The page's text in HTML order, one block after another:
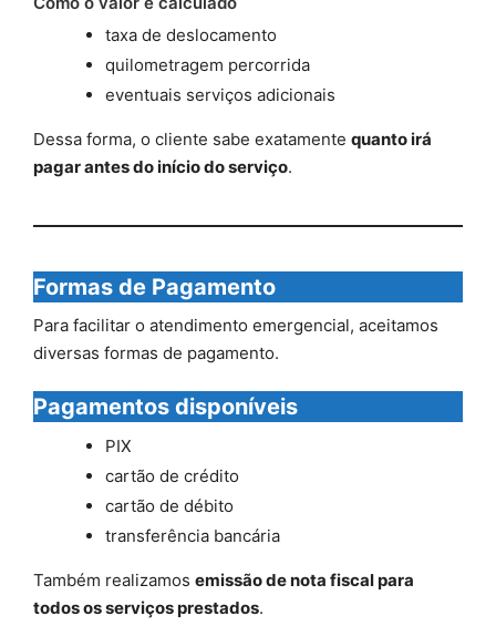
taxa de deslocamento
quilometragem percorrida
eventuais serviços adicionais
Dessa forma, o cliente sabe exatamente quanto irá
pagar antes do início do serviço.
Formas de Pagamento
Para facilitar o atendimento emergencial, aceitamos
diversas formas de pagamento.
Pagamentos disponíveis
PIX
cartão de crédito
cartão de débito
transferência bancária
Também realizamos emissão de nota fiscal para
todos os serviços prestados.